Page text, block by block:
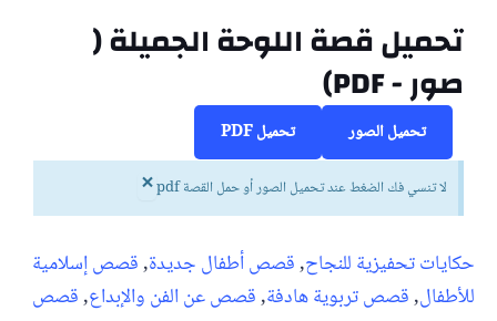
تحميل قصة اللوحة الجميلة (
صور - PDF)
تحميل الصور تحميل PDF
لا تنسي فك الضغط عند تحميل الصور أو حمل القصة pdf ×
حكايات تحفيزية للنجاح,قصص أطفال جديدة,قصص إسلامية
للأطفال,قصص تربوية هادفة,قصص عن الفن والإبداع,قصص